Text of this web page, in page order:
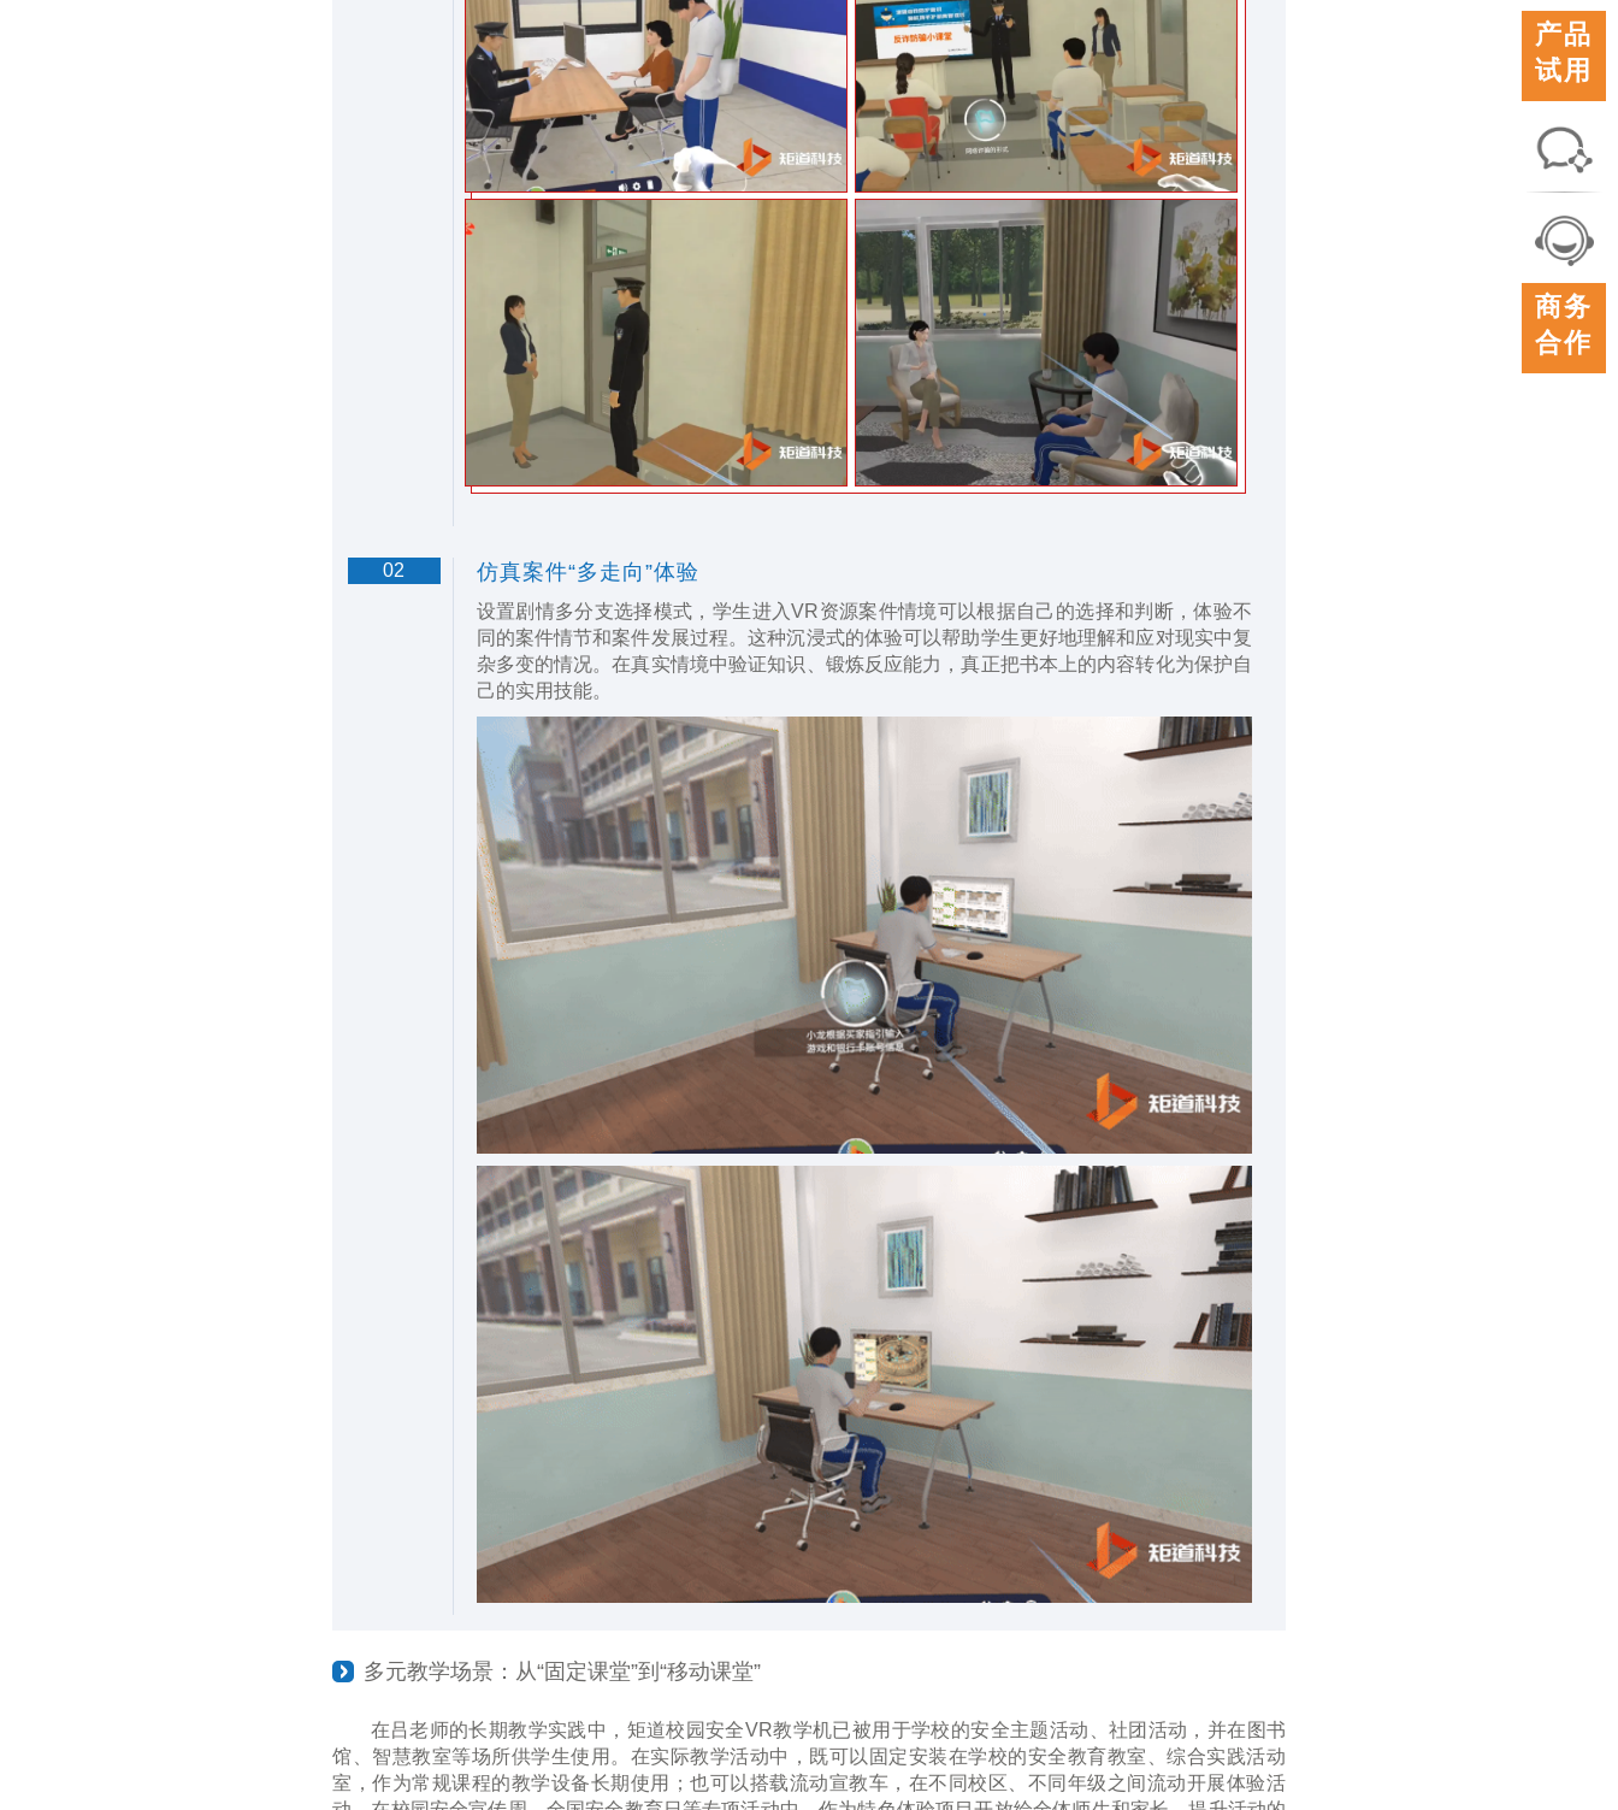
02 仿真案件“多走向”体验
设置剧情多分支选择模式，学生进入VR资源案件情境可以根据自己的选择和判断，体验不
同的案件情节和案件发展过程。这种沉浸式的体验可以帮助学生更好地理解和应对现实中复
杂多变的情况。在真实情境中验证知识、锻炼反应能力，真正把书本上的内容转化为保护自
己的实用技能。
多元教学场景：从“固定课堂”到“移动课堂”
在吕老师的长期教学实践中，矩道校园安全VR教学机已被用于学校的安全主题活动、社团活动，并在图书
馆、智慧教室等场所供学生使用。在实际教学活动中， 既可以固定安装在学校的安全教育教室、综合实践活动
室，作为常规课程的教学设备长期使用；也可以搭载流动宣教车，在不同校区、不同年级之间流动开展体验活
产品
试用
联系
我们
在线
客服
商务
合作